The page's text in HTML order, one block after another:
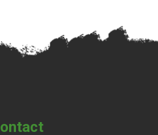
Contact